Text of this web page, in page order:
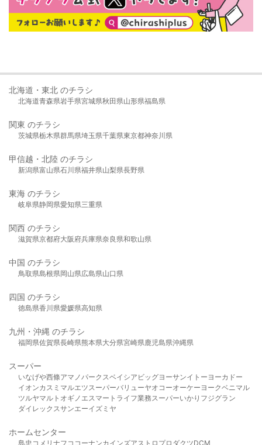
北海道・東北 のチラシ
北海道青森県岩手県宮城県秋田県山形県福島県
関東 のチラシ
茨城県栃木県群馬県埼玉県千葉県東京都神奈川県
甲信越・北陸 のチラシ
新潟県富山県石川県福井県山梨県長野県
東海 のチラシ
岐阜県静岡県愛知県三重県
関西 のチラシ
滋賀県京都府大阪府兵庫県奈良県和歌山県
中国 のチラシ
鳥取県島根県岡山県広島県山口県
四国 のチラシ
徳島県香川県愛媛県高知県
九州・沖縄 のチラシ
福岡県佐賀県長崎県熊本県大分県宮崎県鹿児島県沖縄県
スーパー
いなげや西條アマノパークスベイシア ビッグヨーサンイトーヨーカドー
イオンカスミ マルエツスーパーバリューヤオコーオーケー ヨークベニマル
ツルヤマルト オギノ エスマート ライフ業務スーパーいかり フジグラン
ダイレックスサンエーイズミヤ
ホームセンター
島忠 コメリ ナフコ コーナンカインズアストロプロダクツDCM